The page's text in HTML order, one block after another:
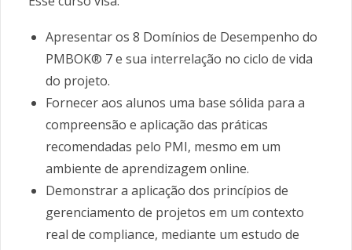
Apresentar os 8 Domínios de Desempenho do
PMBOK® 7 e sua interrelação no ciclo de vida
do projeto.
Fornecer aos alunos uma base sólida para a
compreensão e aplicação das práticas
recomendadas pelo PMI, mesmo em um
ambiente de aprendizagem online.
Demonstrar a aplicação dos princípios de
gerenciamento de projetos em um contexto
real de compliance, mediante um estudo de